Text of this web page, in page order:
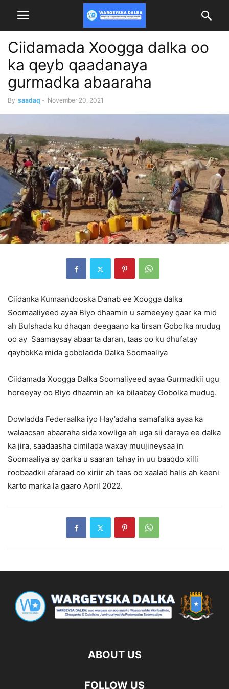
Ciidamada Xoogga dalka oo
ka qeyb qaadanaya
gurmadka abaaraha
By saadaq - November 20, 2021
Ciidanka Kumaandooska Danab ee Xoogga dalka
Soomaaliyeed ayaa Biyo dhaamin u sameeyey qaar ka mid
ah Bulshada ku dhaqan deegaano ka tirsan Gobolka mudug
oo ay Saamaysay abaarta daran, taas oo ku dhufatay
qaybokKa mida goboladda Dalka Soomaaliya
Ciidamada Xoogga Dalka Soomaliyeed ayaa Gurmadkii ugu
horeeyay oo Biyo dhaamin ah ka bilaabay Gobolka mudug.
Dowladda Federaalka iyo Hay’adaha samafalka ayaa ka
walaacsan abaaraha sida xowliga ah uga sii daraya ee dalka
ka jira, saadaasha cimilada waxay muujineysaa in
Soomaaliya ay qarka u saaran tahay in uu baaqdo xilli
roobaadkii afaraad oo xiriir ah taas oo xaalad halis ah keeni
karto marka la gaaro April 2022.
ABOUT US
FOLLOW US